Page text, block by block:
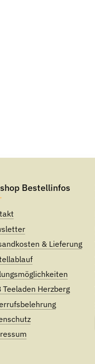
Bestellinfos
& Lieferung
Teeladen Herzberg